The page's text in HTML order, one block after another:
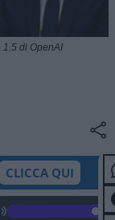
1.5 di OpenAI
CLICCA QUI